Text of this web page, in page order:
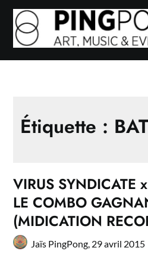
Skip
content
Étiquette :
VIRUS SYNDICATE
LE COMBO
(MIDICATION
Jaïs PingPong, 29 avril 2015